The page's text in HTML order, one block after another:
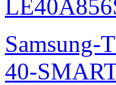
40-